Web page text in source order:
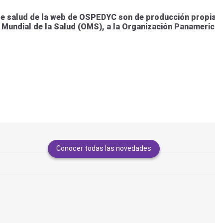
de la web de OSPEDYC son de producción
de la Salud (OMS), a la Organización
Conocer todas las novedades